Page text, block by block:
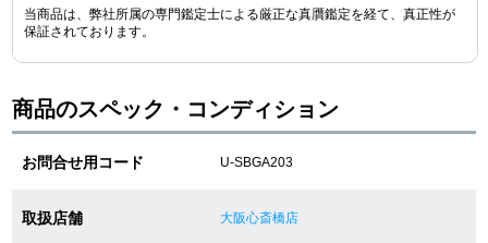
保証・アフターサービス
腕時計サイズ調整サービス
当商品は、弊社所属の専門鑑定士による厳正な真贋鑑定を経て、真正性が
保証されております。
商品のスペック・コンディション
お問合せ用コード U-SBGA203
取扱店舗 大阪心斎橋店